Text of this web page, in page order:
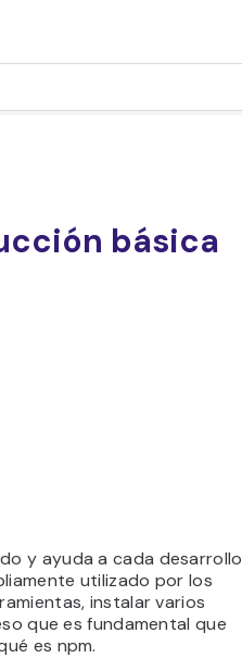
básica
y ayuda a cada desarrollo
utilizado por los
instalar varios
que es fundamental que
es npm.